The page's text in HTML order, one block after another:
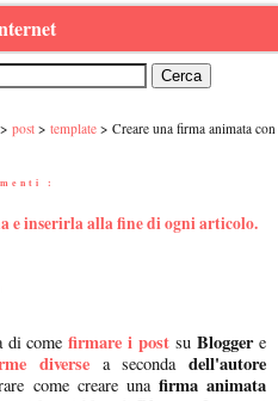
post template
Creare una firma animata con
:
e inserirla alla fine di ogni articolo.
di come firmare i post su Bloggere
diverse a secondadell'autore
come creare una firma animata